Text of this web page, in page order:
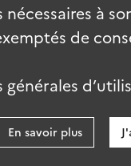
nécessaires à
de
En savoir plus